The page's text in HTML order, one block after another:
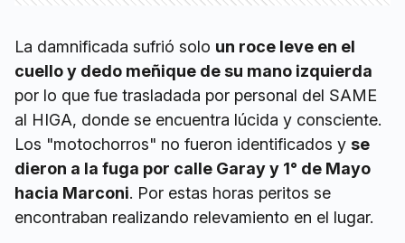
La damnificada sufrió solo un roce leve en el
cuello y dedo meñique de su mano izquierda
por lo que fue trasladada por personal del SAME
al HIGA, donde se encuentra lúcida y consciente.
Los "motochorros" no fueron identificados y se
dieron a la fuga por calle Garay y 1° de Mayo
hacia Marconi. Por estas horas peritos se
encontraban realizando relevamiento en el lugar.